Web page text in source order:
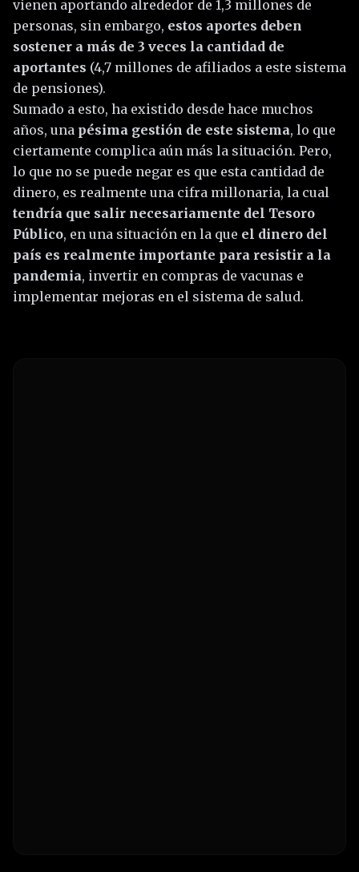
vienen aportando alrededor de 1,3 millones de
personas, sin embargo, estos aportes deben
sostener a más de 3 veces la cantidad de
aportantes (4,7 millones de afiliados a este sistema
de pensiones).
Sumado a esto, ha existido desde hace muchos
años, una pésima gestión de este sistema, lo que
ciertamente complica aún más la situación. Pero,
lo que no se puede negar es que esta cantidad de
dinero, es realmente una cifra millonaria, la cual
tendría que salir necesariamente del Tesoro
Público, en una situación en la que el dinero del
país es realmente importante para resistir a la
pandemia, invertir en compras de vacunas e
implementar mejoras en el sistema de salud.